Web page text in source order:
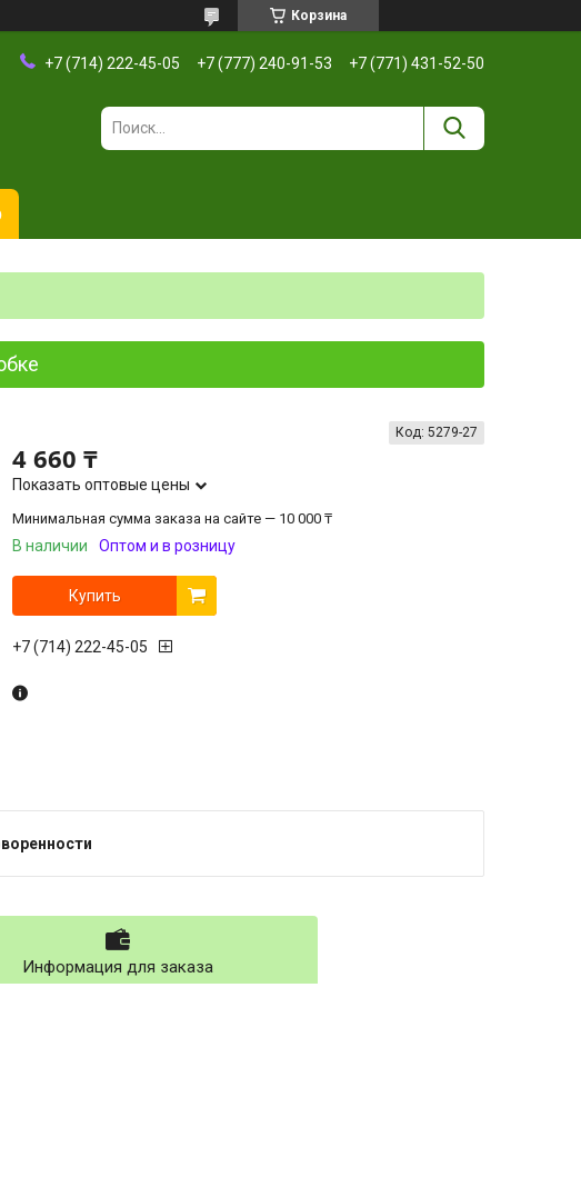
Корзина
+7 (714) 222-45-05 +7 (777) 240-91-53 +7 (771) 431-52-50
4 660 ₸
Показать оптовые цены
Минимальная сумма заказа на сайте — 10 000 ₸
В наличии Оптом и в розницу
Код: 5279-27
Купить
+7 (714) 222-45-05
Информация для заказа